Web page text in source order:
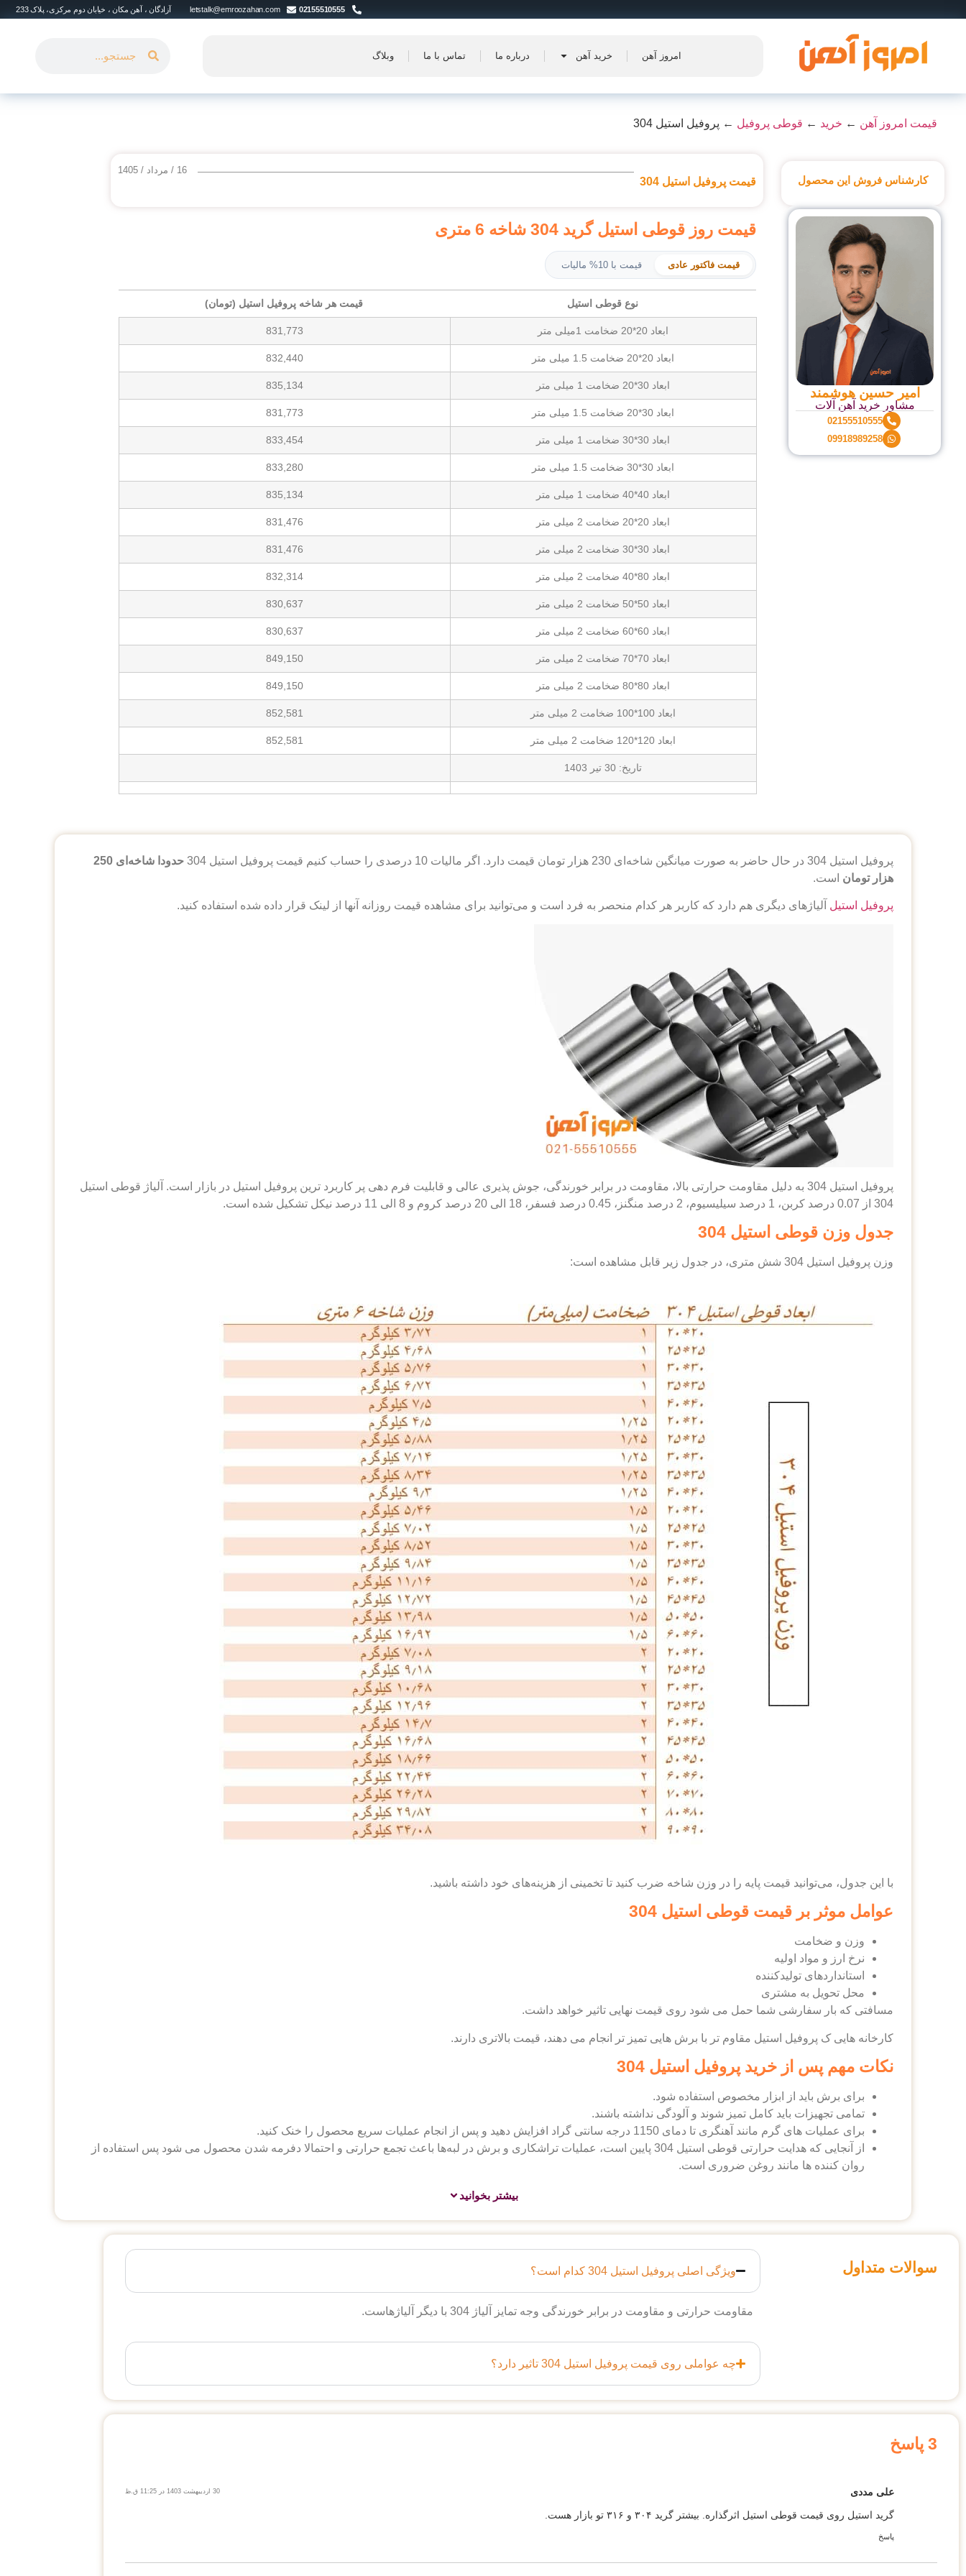
02155510555
letstalk@emroozahan.com آزادگان ، آهن مکان ، خیابان دوم مرکزی، پلاک 233
امروز آهن خرید آهن درباره ما تماس با ما وبلاگ
قیمت امروز آهن ← خرید ← قوطی پروفیل ← پروفیل استیل 304
کارشناس فروش این محصول
امیر حسین هوشمند
مشاور خرید آهن آلات
02155510555
09918989258
قیمت پروفیل استیل 304
16 / مرداد / 1405
قیمت روز قوطی استیل گرید 304 شاخه 6 متری
قیمت فاکتور عادی قیمت با 10% مالیات
نوع قوطی استیل قیمت هر شاخه پروفیل استیل (تومان)
ابعاد 20*20 ضخامت 1میلی متر 831,773
ابعاد 20*20 ضخامت 1.5 میلی متر 832,440
ابعاد 30*20 ضخامت 1 میلی متر 835,134
ابعاد 30*20 ضخامت 1.5 میلی متر 831,773
ابعاد 30*30 ضخامت 1 میلی متر 833,454
ابعاد 30*30 ضخامت 1.5 میلی متر 833,280
ابعاد 40*40 ضخامت 1 میلی متر 835,134
ابعاد 20*20 ضخامت 2 میلی متر 831,476
ابعاد 30*30 ضخامت 2 میلی متر 831,476
ابعاد 80*40 ضخامت 2 میلی متر 832,314
ابعاد 50*50 ضخامت 2 میلی متر 830,637
ابعاد 60*60 ضخامت 2 میلی متر 830,637
ابعاد 70*70 ضخامت 2 میلی متر 849,150
ابعاد 80*80 ضخامت 2 میلی متر 849,150
ابعاد 100*100 ضخامت 2 میلی متر 852,581
ابعاد 120*120 ضخامت 2 میلی متر 852,581
تاریخ: 30 تیر 1403
پروفیل استیل 304 در حال حاضر به صورت میانگین شاخه‌ای 230 هزار تومان قیمت دارد. اگر مالیات 10 درصدی را حساب کنیم قیمت پروفیل استیل 304
حدودا شاخه‌ای 250
هزار تومان است.
پروفیل استیل آلیاژهای دیگری هم دارد که کاربر هر کدام منحصر به فرد است و می‌توانید برای مشاهده قیمت روزانه آنها از لینک قرار داده شده استفاده کنید.
پروفیل استیل 304 به دلیل مقاومت حرارتی بالا، مقاومت در برابر خورندگی، جوش پذیری عالی و قابلیت فرم دهی پر کاربرد ترین پروفیل استیل در بازار است. آلیاژ قوطی استیل
304 از 0.07 درصد کربن، 1 درصد سیلیسیوم، 2 درصد منگنز، 0.45 درصد فسفر، 18 الی 20 درصد کروم و 8 الی 11 درصد نیکل تشکیل شده است.
جدول وزن قوطی استیل 304
وزن پروفیل استیل 304 شش متری، در جدول زیر قابل مشاهده است:
با این جدول، می‌توانید قیمت پایه را در وزن شاخه ضرب کنید تا تخمینی از هزینه‌های خود داشته باشید.
عوامل موثر بر قیمت قوطی استیل 304
وزن و ضخامت
نرخ ارز و مواد اولیه
استاندارد‌‌‌های تولیدکننده
محل تحویل به مشتری
مسافتی که بار سفارشی شما حمل می شود روی قیمت نهایی تاثیر خواهد داشت.
کارخانه هایی ک پروفیل استیل مقاوم تر با برش هایی تمیز تر انجام می دهند، قیمت بالاتری دارند.
نکات مهم پس از خرید پروفیل استیل 304
برای برش باید از ابزار مخصوص استفاده شود.
تمامی تجهیزات باید کامل تمیز شوند و آلودگی نداشته باشند.
برای عملیات های گرم مانند آهنگری تا دمای 1150 درجه سانتی گراد افزایش دهید و پس از انجام عملیات سریع محصول را خنک کنید.
از آنجایی که هدایت حرارتی قوطی استیل 304 پایین است، عملیات تراشکاری و برش در لبه‌ها باعث تجمع حرارتی و احتمالا دفرمه شدن محصول می شود پس استفاده از
روان کننده ها مانند روغن ضروری است.
بیشتر بخوانید
سوالات متداول ویژگی اصلی پروفیل استیل 304 کدام است؟
مقاومت حرارتی و مقاومت در برابر خورندگی وجه تمایز آلیاژ 304 با دیگر آلیاژ‌هاست.
چه عواملی روی قیمت پروفیل استیل 304 تاثیر دارد؟
3 پاسخ
علی مددی 30 اردیبهشت 1403 در 11:25 ق.ظ
گرید استیل روی قیمت قوطی استیل اثرگذاره. بیشتر گرید ۳۰۴ و ۳۱۶ تو بازار هست.
پاسخ